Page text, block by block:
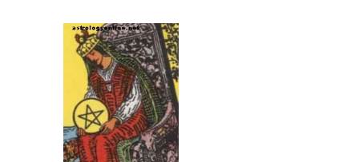
которая прилагается
к ней. Как получить
максимум от карты
Таро Несмотря на то,
что просто
посмотреть
Придворные
карты: королева
пентаклей